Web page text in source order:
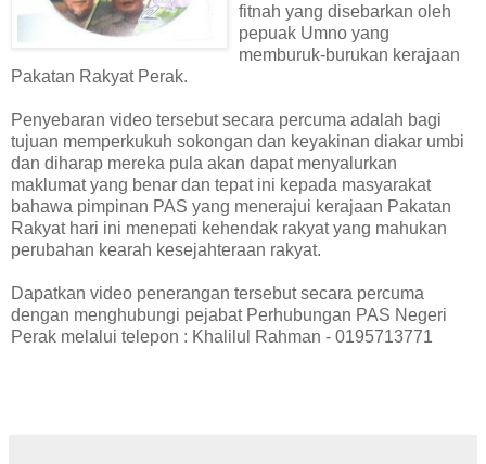
fitnah yang disebarkan oleh
pepuak Umno yang
memburuk-burukan kerajaan
Pakatan Rakyat Perak.
Penyebaran video tersebut secara percuma adalah bagi
tujuan memperkukuh sokongan dan keyakinan diakar umbi
dan diharap mereka pula akan dapat menyalurkan
maklumat yang benar dan tepat ini kepada masyarakat
bahawa pimpinan PAS yang menerajui kerajaan Pakatan
Rakyat hari ini menepati kehendak rakyat yang mahukan
perubahan kearah kesejahteraan rakyat.
Dapatkan video penerangan tersebut secara percuma
dengan menghubungi pejabat Perhubungan PAS Negeri
Perak melalui telepon : Khalilul Rahman - 0195713771